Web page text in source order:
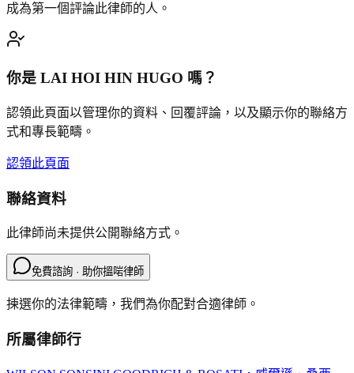
成為第一個評論此律師的人。
你是 LAI HOI HIN HUGO 嗎？
認領此頁面以管理你的資料、回覆評論，以及顯示你的聯絡方
式和專長範疇。
認領此頁面
聯絡資料
此律師尚未提供公開聯絡方式。
免費諮詢 · 助你搵啱律師
揀選你的法律範疇，我們為你配對合適律師。
所屬律師行